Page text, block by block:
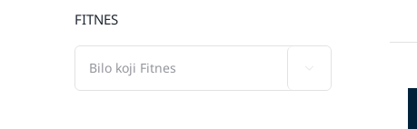
FITNES